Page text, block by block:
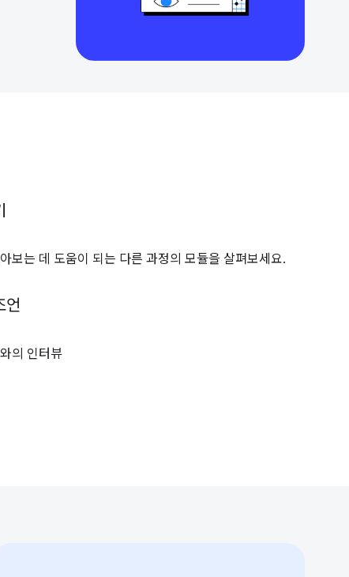
보는 데 도움이 되는 다른 과정의 모듈을 살펴보세요.
언
의 인터뷰